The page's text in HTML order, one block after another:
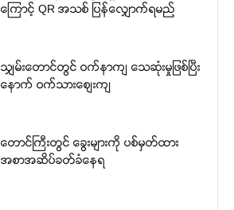
ကြောင့် QR အသစ် ပြန်လျှောက်ရမည်
သျှမ်းတောင်တွင် ဝက်နာကျ သေဆုံးမှုဖြစ်ပြီး
နောက် ဝက်သားစျေးကျ
တောင်ကြီးတွင် ခွေးများကို ပစ်မှတ်ထား
အစာအဆိပ်ခတ်ခံနေရ